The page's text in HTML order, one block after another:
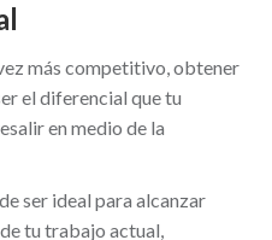
más competitivo, obtener
el diferencial que tu
en medio de la
ser ideal para alcanzar
tu trabajo actual,